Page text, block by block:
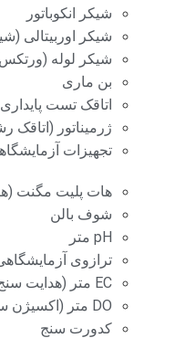
شیکر انکوباتور
شیکر اوربیتالی
شیکر لوله (ورتکس)
بن ماری
اتاقک تست پایداری
ژرمیناتور (اتاقک
تجهیزات آزمایشگاهی
هات پلیت مگنت
شوف بالن
pH متر
ترازوی آزمایشگاهی
EC متر (هدایت سنج)
DO متر (اکسیژن سنج)
کدورت سنج